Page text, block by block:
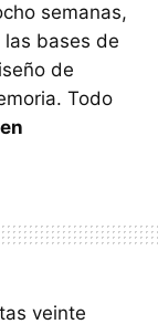
semanas,
bases de
de
Todo
veinte